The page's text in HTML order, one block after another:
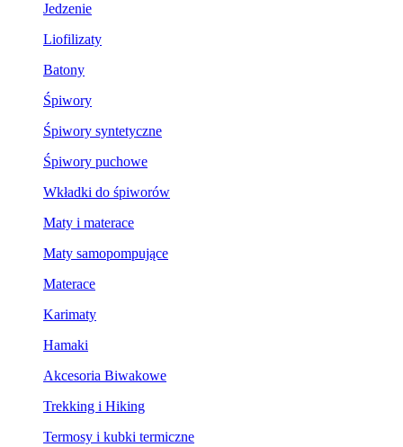
Jedzenie
Liofilizaty
Batony
Śpiwory
Śpiwory syntetyczne
Śpiwory puchowe
Wkładki do śpiworów
Maty i materace
Maty samopompujące
Materace
Karimaty
Hamaki
Akcesoria Biwakowe
Trekking i Hiking
Termosy i kubki termiczne